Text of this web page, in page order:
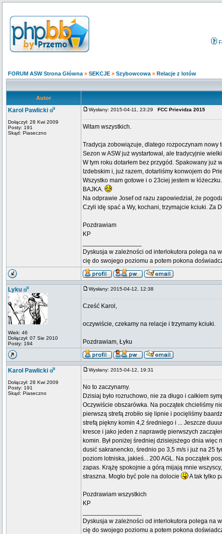
FORUM ASW Strona Główna » SEKCJE » Szybowcowa » Relacje z lotów
Autor
Karol Pawlicki
Dołączył: 28 Kwi 2009
Posty: 191
Skąd: Piaseczno
Wysłany: 2015-04-11, 23:29 FCC Prievidza 2015
Witam wszystkich.
Tradycja zobowiązuje, dlatego rozpoczynam nowy
Sezon w ASW już wystartował, ale tradycyjnie
W tym roku dotarłem bez przygód. Spakowany już
Izdebskim i, już razem, dotarliśmy konwojem do
Wszystko mam gotowe i o 23ciej jestem w łóżeczku.
BAJKA.
Na odprawie Josef od razu zapowiedział, że
Czyli idę spać a Wy, kochani, trzymajcie kciuki. Za
Pozdrawiam
KP
Dyskusja w zależności od interlokutora polega na
cię do swojego poziomu a potem pokona
Lyku
Wiek: 46
Dołączył: 07 Sie 2010
Posty: 194
Wysłany: 2015-04-12, 12:38
Cześć Karol,
oczywiście, czekamy na relacje i trzymamy kciuki.
Pozdrawiam, Łyku
Karol Pawlicki
Dołączył: 28 Kwi 2009
Posty: 191
Skąd: Piaseczno
Wysłany: 2015-04-12, 19:31
No to zaczynamy.
Dzisiaj było rozruchowo, nie za długo i całkiem
Oczywiście obszarówka. Na początek chcieliśmy
pierwszą strefą zrobiło się lipnie i pocięliśmy
strefą piękny komin 4,2 średniego i ... Jeszcze
kresce i jako jeden z naprawdę pierwszych
komin. Był poniżej średniej dzisiejsżego dnia więc
dusić sakranencko, średnio po 3,5 m/s i już na 25
poziom lotniska, jakieś... 200 AGL. Na początek
zapas. Krążę spokojnie a górą mijają mnie
straszna. Mogło być pole na dolocie
A tak tylko
Pozdrawiam wszystkich
KP
Dyskusja w zależności od interlokutora polega na
cię do swojego poziomu a potem pokona